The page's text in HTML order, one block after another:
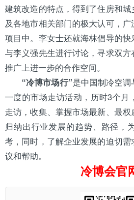
建筑改造的特点，得到了住房和
及各地市相关部门的极大认可，
项目中。李女士还就海林倡导的
与李义强先生进行讨论，寻求双
推广上进一步的合作空间。
“冷博市场行”是中国制冷空调
一度的市场走访活动，历时3个月
走访，收集、掌握市场最新、最权
归纳出行业发展的趋势、路径，
考，同时，了解企业发展的迫切
议和帮助。
冷博会官